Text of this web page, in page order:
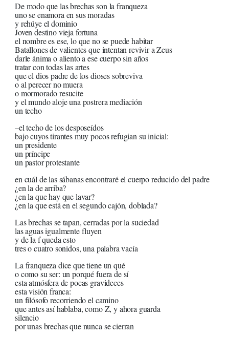
De modo que las brechas son la franqueza
uno se enamora en sus moradas
y rehúye el dominio
Joven destino vieja fortuna
el nombre es ese, lo que no se puede habitar
Batallones de valientes que intentan revivir a Zeus
darle ánima o aliento a ese cuerpo sin años
tratar con todas las artes
que el dios padre de los dioses sobreviva
o al perecer no muera
o mormorado resucite
y el mundo aloje una postrera mediación
un techo
–el techo de los desposeídos
bajo cuyos tirantes muy pocos refugian su inicial:
un presidente
un príncipe
un pastor protestante
en cuál de las sábanas encontraré el cuerpo reducido del padre
¿en la de arriba?
¿en la que hay que lavar?
¿en la que está en el segundo cajón, doblada?
Las brechas se tapan, cerradas por la suciedad
las aguas igualmente fluyen
y de la f queda esto
tres o cuatro sonidos, una palabra vacía
La franqueza dice que tiene un qué
o como su ser: un porqué fuera de sí
esta atmósfera de pocas gravideces
esta visión franca:
un filósofo recorriendo el camino
que antes así hablaba, como Z, y ahora guarda
silencio
por unas brechas que nunca se cierran